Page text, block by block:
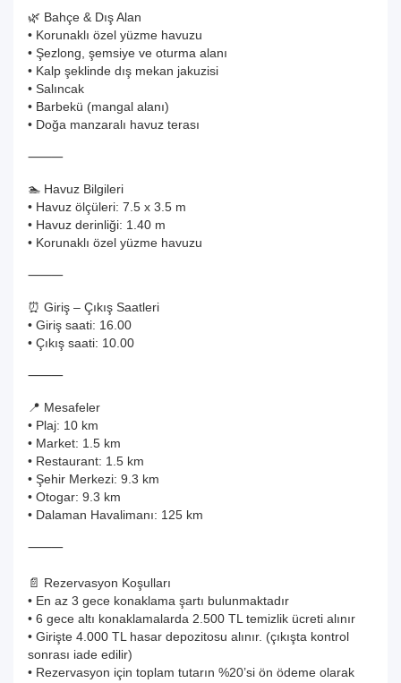
🌿 Bahçe & Dış Alan
• Korunaklı özel yüzme havuzu
• Şezlong, şemsiye ve oturma alanı
• Kalp şeklinde dış mekan jakuzisi
• Salıncak
• Barbekü (mangal alanı)
• Doğa manzaralı havuz terası
⸻
🏊 Havuz Bilgileri
• Havuz ölçüleri: 7.5 x 3.5 m
• Havuz derinliği: 1.40 m
• Korunaklı özel yüzme havuzu
⸻
⏰ Giriş – Çıkış Saatleri
• Giriş saati: 16.00
• Çıkış saati: 10.00
⸻
📍 Mesafeler
• Plaj: 10 km
• Market: 1.5 km
• Restaurant: 1.5 km
• Şehir Merkezi: 9.3 km
• Otogar: 9.3 km
• Dalaman Havalimanı: 125 km
⸻
📄 Rezervasyon Koşulları
• En az 3 gece konaklama şartı bulunmaktadır
• 6 gece altı konaklamalarda 2.500 TL temizlik ücreti alınır
• Girişte 4.000 TL hasar depozitosu alınır. (çıkışta kontrol
sonrası iade edilir)
• Rezervasyon için toplam tutarın %20’si ön ödeme olarak